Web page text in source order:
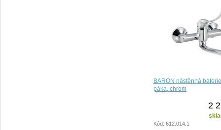
BARON nástěnná
páka, chrom
2
Kód: 612.014.1